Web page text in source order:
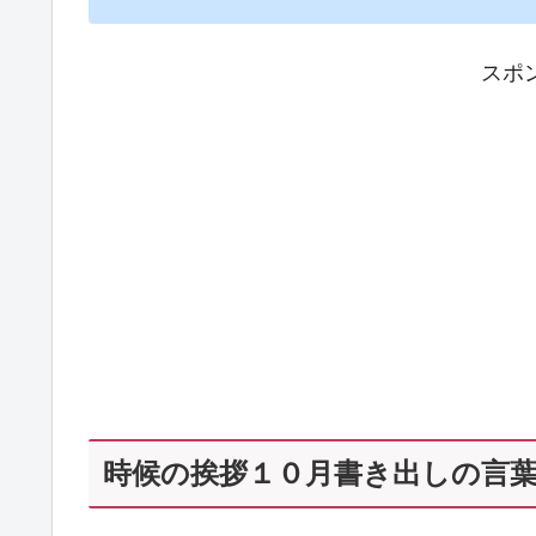
スポ
時候の挨拶１０月書き出しの言